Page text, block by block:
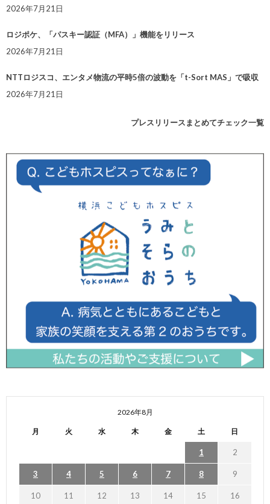
2026年7月21日
ロジポケ、「パスキー認証（MFA）」機能をリリース
2026年7月21日
NTTロジスコ、エンタメ物流の平時5倍の波動を「t-Sort MAS」で吸収
2026年7月21日
プレスリリースまとめてチェック一覧
2026年8月
月 火 水 木 金 土 日
1 2
3 4 5 6 7 8 9
10 11 12 13 14 15 16